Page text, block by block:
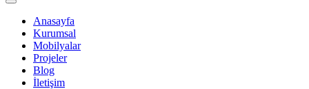
Anasayfa
Kurumsal
Mobilyalar
Projeler
Blog
İletişim